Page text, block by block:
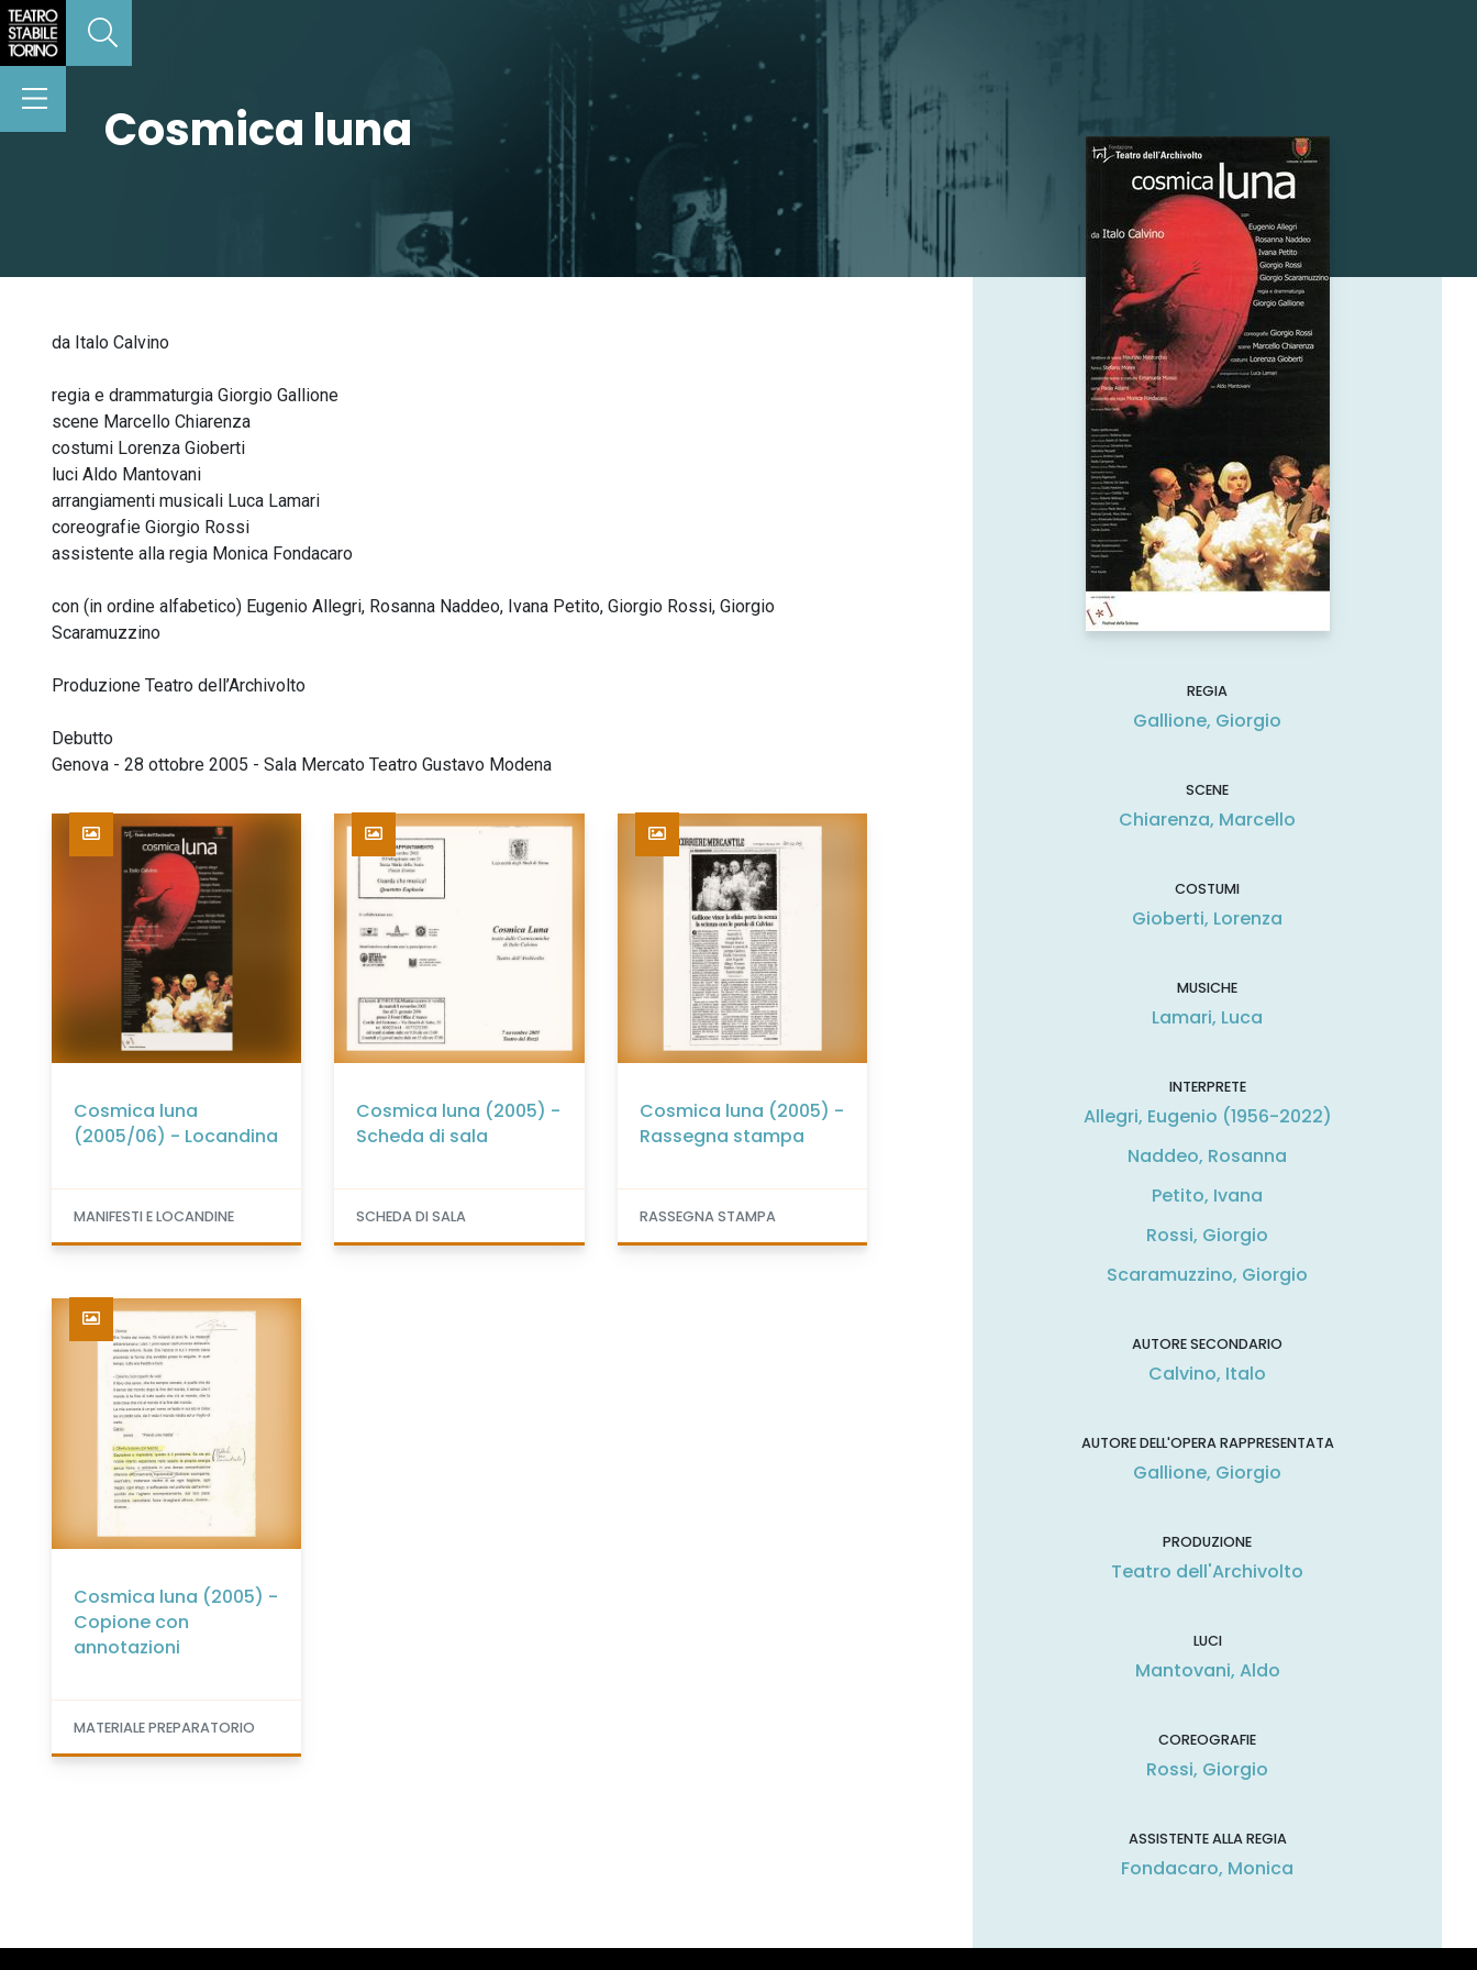
Cosmica luna
da Italo Calvino
regia e drammaturgia Giorgio Gallione
scene Marcello Chiarenza
costumi Lorenza Gioberti
luci Aldo Mantovani
arrangiamenti musicali Luca Lamari
coreografie Giorgio Rossi
assistente alla regia Monica Fondacaro
con (in ordine alfabetico) Eugenio Allegri, Rosanna Naddeo, Ivana Petito, Giorgio Rossi, Giorgio
Scaramuzzino
Produzione Teatro dell’Archivolto
Debutto
Genova - 28 ottobre 2005 - Sala Mercato Teatro Gustavo Modena
Cosmica luna
(2005/06) - Locandina
MANIFESTI E LOCANDINE
Cosmica luna (2005) -
Scheda di sala
SCHEDA DI SALA
Cosmica luna (2005) -
Rassegna stampa
RASSEGNA STAMPA
Cosmica luna (2005) -
Copione con
annotazioni
MATERIALE PREPARATORIO
REGIA
Gallione, Giorgio
SCENE
Chiarenza, Marcello
COSTUMI
Gioberti, Lorenza
MUSICHE
Lamari, Luca
INTERPRETE
Allegri, Eugenio (1956-2022)
Naddeo, Rosanna
Petito, Ivana
Rossi, Giorgio
Scaramuzzino, Giorgio
AUTORE SECONDARIO
Calvino, Italo
AUTORE DELL'OPERA RAPPRESENTATA
Gallione, Giorgio
PRODUZIONE
Teatro dell'Archivolto
LUCI
Mantovani, Aldo
COREOGRAFIE
Rossi, Giorgio
ASSISTENTE ALLA REGIA
Fondacaro, Monica